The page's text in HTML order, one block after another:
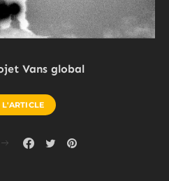
Vans global
L'ARTICLE